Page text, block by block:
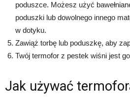
poduszce. Możesz użyć
poduszki lub dowolnego innego
w dotyku.
Zawiąż torbę lub poduszkę, aby
Twój termofor z pestek wiśni jest
Jak używać